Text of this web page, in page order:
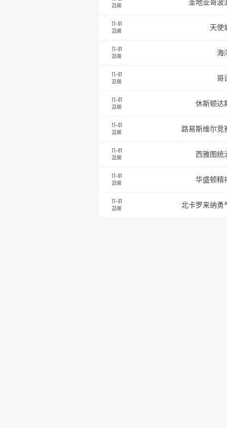
23:00
圣地亚哥波
11-01
22:00
天使
11-01
22:00
海
11-01
22:00
哥
11-01
22:00
休斯顿达
11-01
22:00
路易斯维尔竞
11-01
22:00
西雅图统
11-01
22:00
华盛顿精
11-01
22:00
北卡罗来纳勇